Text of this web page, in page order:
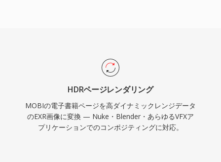
HDRページレンダリング
MOBIの電子書籍ページを高ダイナミックレンジデータ
のEXR画像に変換 — Nuke・Blender・あらゆるVFXア
プリケーションでのコンポジティングに対応。